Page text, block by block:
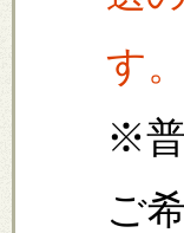
す。
※
ご